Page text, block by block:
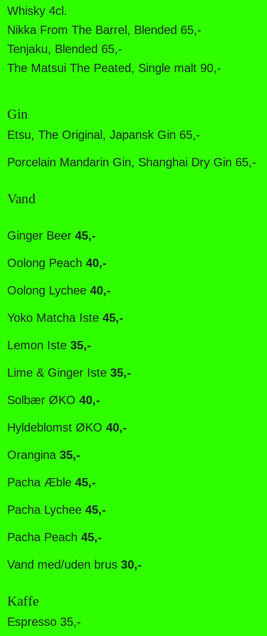
Whisky 4cl.
Nikka From The Barrel, Blended 65,-
Tenjaku, Blended 65,-
The Matsui The Peated, Single malt 90,-
Gin
Etsu, The Original, Japansk Gin 65,-
Porcelain Mandarin Gin, Shanghai Dry Gin 65,-
Vand
Ginger Beer 45,-
Oolong Peach 40,-
Oolong Lychee 40,-
Yoko Matcha Iste 45,-
Lemon Iste 35,-
Lime & Ginger Iste 35,-
Solbær ØKO 40,-
Hyldeblomst ØKO 40,-
Orangina 35,-
Pacha Æble 45,-
Pacha Lychee 45,-
Pacha Peach 45,-
Vand med/uden brus 30,-
Kaffe
Espresso 35,-